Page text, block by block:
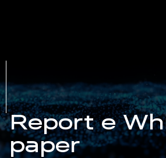
Report e
paper